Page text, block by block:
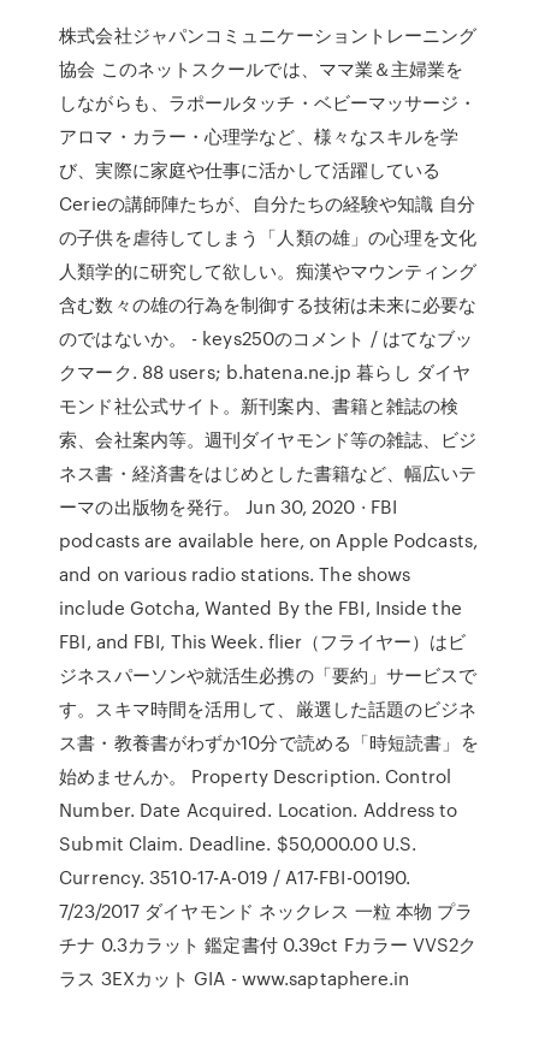
株式会社ジャパンコミュニケーショントレーニング
協会 このネットスクールでは、ママ業＆主婦業を
しながらも、ラポールタッチ・ベビーマッサージ・
アロマ・カラー・心理学など、様々なスキルを学
び、実際に家庭や仕事に活かして活躍している
Cerieの講師陣たちが、自分たちの経験や知識 自分
の子供を虐待してしまう「人類の雄」の心理を文化
人類学的に研究して欲しい。痴漢やマウンティング
含む数々の雄の行為を制御する技術は未来に必要な
のではないか。 - keys250のコメント / はてなブッ
クマーク. 88 users; b.hatena.ne.jp 暮らし ダイヤ
モンド社公式サイト。新刊案内、書籍と雑誌の検
索、会社案内等。週刊ダイヤモンド等の雑誌、ビジ
ネス書・経済書をはじめとした書籍など、幅広いテ
ーマの出版物を発行。 Jun 30, 2020 · FBI
podcasts are available here, on Apple Podcasts,
and on various radio stations. The shows
include Gotcha, Wanted By the FBI, Inside the
FBI, and FBI, This Week. flier（フライヤー）はビ
ジネスパーソンや就活生必携の「要約」サービスで
す。スキマ時間を活用して、厳選した話題のビジネ
ス書・教養書がわずか10分で読める「時短読書」を
始めませんか。 Property Description. Control
Number. Date Acquired. Location. Address to
Submit Claim. Deadline. $50,000.00 U.S.
Currency. 3510-17-A-019 / A17-FBI-00190.
7/23/2017 ダイヤモンド ネックレス 一粒 本物 プラ
チナ 0.3カラット 鑑定書付 0.39ct Fカラー VVS2ク
ラス 3EXカット GIA - www.saptaphere.in